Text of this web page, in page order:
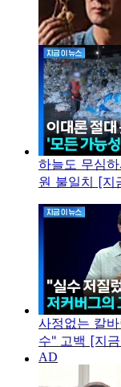
하늘도 무심
원 불일치 [지
사정없는 칼
수" 고백 [지